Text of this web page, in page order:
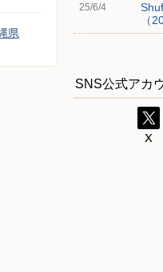
県
25/6/4
（
SNS公式アカ